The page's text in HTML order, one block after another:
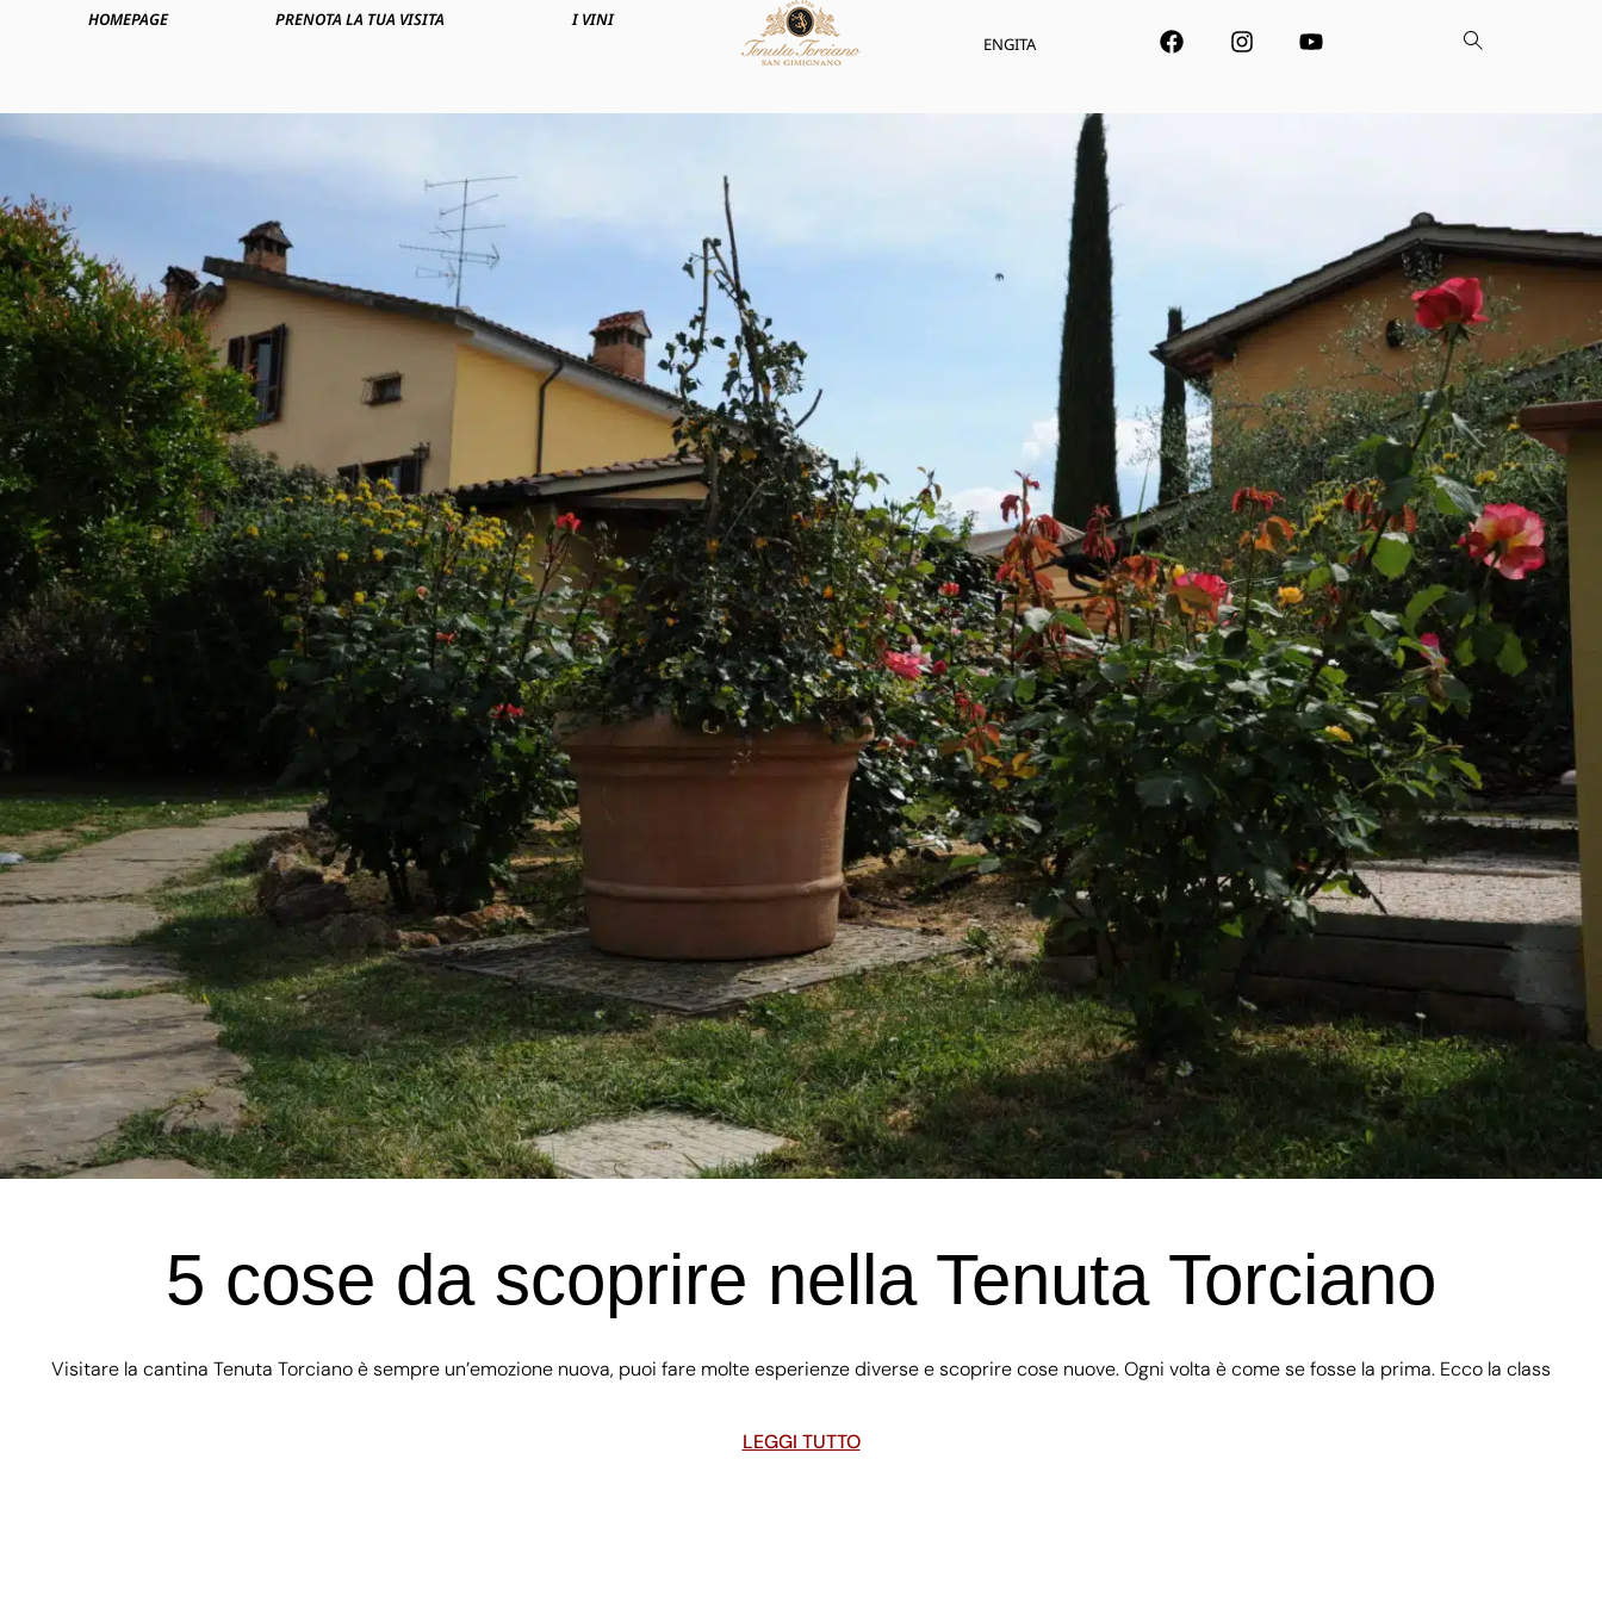
HOMEPAGE PRENOTA LA TUA VISITA
I VINI
ENGITA
5 cose da scoprire nella Tenuta Torciano
Visitare la cantina Tenuta Torciano è sempre un’emozione nuova, puoi fare molte esperienze diverse e scoprire cose nuove. Ogni volta è come se fosse la prima. Ecco la class
LEGGI TUTTO